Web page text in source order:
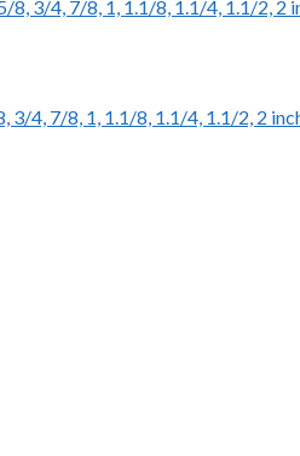
4, 7/8, 1, 1.1/8, 1.1/4, 1.1/2, 2